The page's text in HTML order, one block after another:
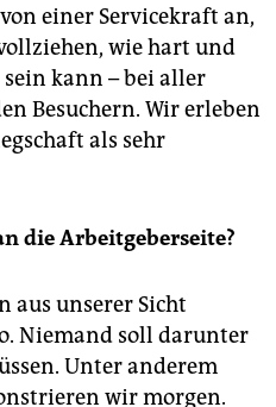
einer Servicekraft an,
wie hart und
kann – bei aller
Besuchern. Wir erleben
als sehr
die Arbeitgeberseite?
aus unserer Sicht
Niemand soll darunter
Unter anderem
wir morgen.